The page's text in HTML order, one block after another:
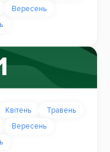
Вересень
Квітень
Травень
Вересень